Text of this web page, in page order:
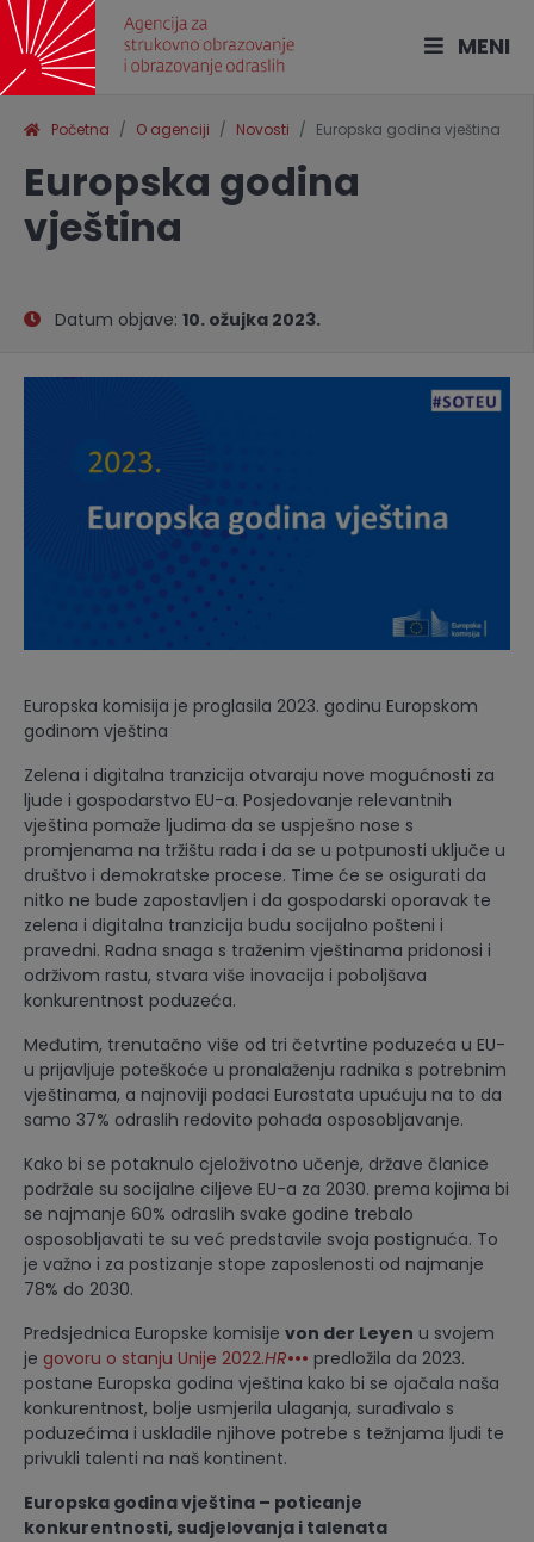
MENI
Početna O agenciji Novosti Europska godina vještina
Europska godina
vještina
Datum objave: 10. ožujka 2023.
Europska komisija je proglasila 2023. godinu Europskom
godinom vještina
Zelena i digitalna tranzicija otvaraju nove mogućnosti za
ljude i gospodarstvo EU-a. Posjedovanje relevantnih
vještina pomaže ljudima da se uspješno nose s
promjenama na tržištu rada i da se u potpunosti uključe u
društvo i demokratske procese. Time će se osigurati da
nitko ne bude zapostavljen i da gospodarski oporavak te
zelena i digitalna tranzicija budu socijalno pošteni i
pravedni. Radna snaga s traženim vještinama pridonosi i
održivom rastu, stvara više inovacija i poboljšava
konkurentnost poduzeća.
Međutim, trenutačno više od tri četvrtine poduzeća u EU-
u prijavljuje poteškoće u pronalaženju radnika s potrebnim
vještinama, a najnoviji podaci Eurostata upućuju na to da
samo 37% odraslih redovito pohađa osposobljavanje.
Kako bi se potaknulo cjeloživotno učenje, države članice
podržale su socijalne ciljeve EU-a za 2030. prema kojima bi
se najmanje 60% odraslih svake godine trebalo
osposobljavati te su već predstavile svoja postignuća. To
je važno i za postizanje stope zaposlenosti od najmanje
78% do 2030.
Predsjednica Europske komisije von der Leyen u svojem
je govoru o stanju Unije 2022.HR••• predložila da 2023.
postane Europska godina vještina kako bi se ojačala naša
konkurentnost, bolje usmjerila ulaganja, surađivalo s
poduzećima i uskladile njihove potrebe s težnjama ljudi te
privukli talenti na naš kontinent.
Europska godina vještina – poticanje
konkurentnosti, sudjelovanja i talenata